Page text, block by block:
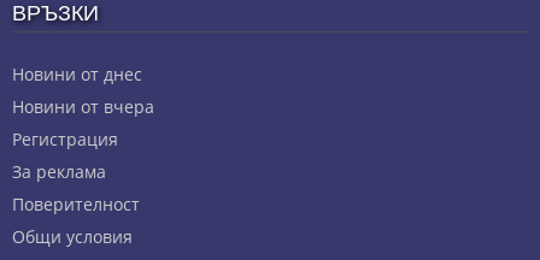
ВРЪЗКИ
Новини от днес
Новини от вчера
Регистрация
За реклама
Πoвepитeлнocт
Общи условия